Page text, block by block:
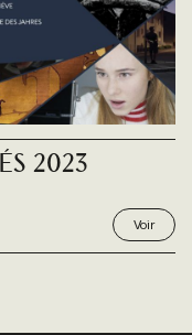
2023
Voir